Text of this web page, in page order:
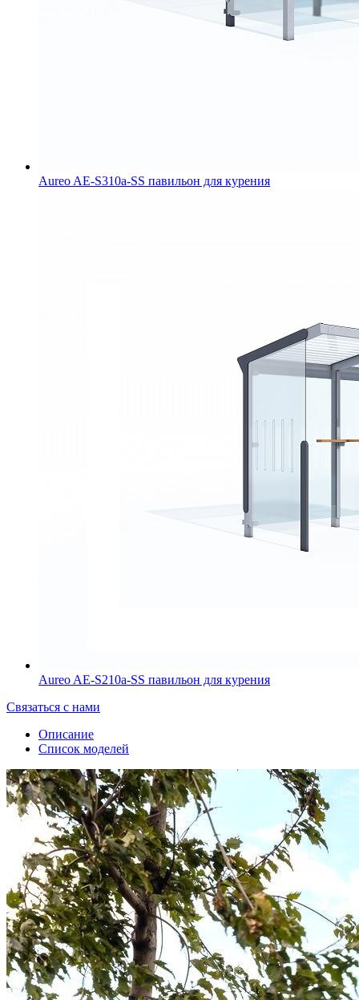
Aureo AE-S310a-SS павильон для курения
Aureo AE-S210a-SS павильон для курения
Связаться с нами
Описание
Список моделей